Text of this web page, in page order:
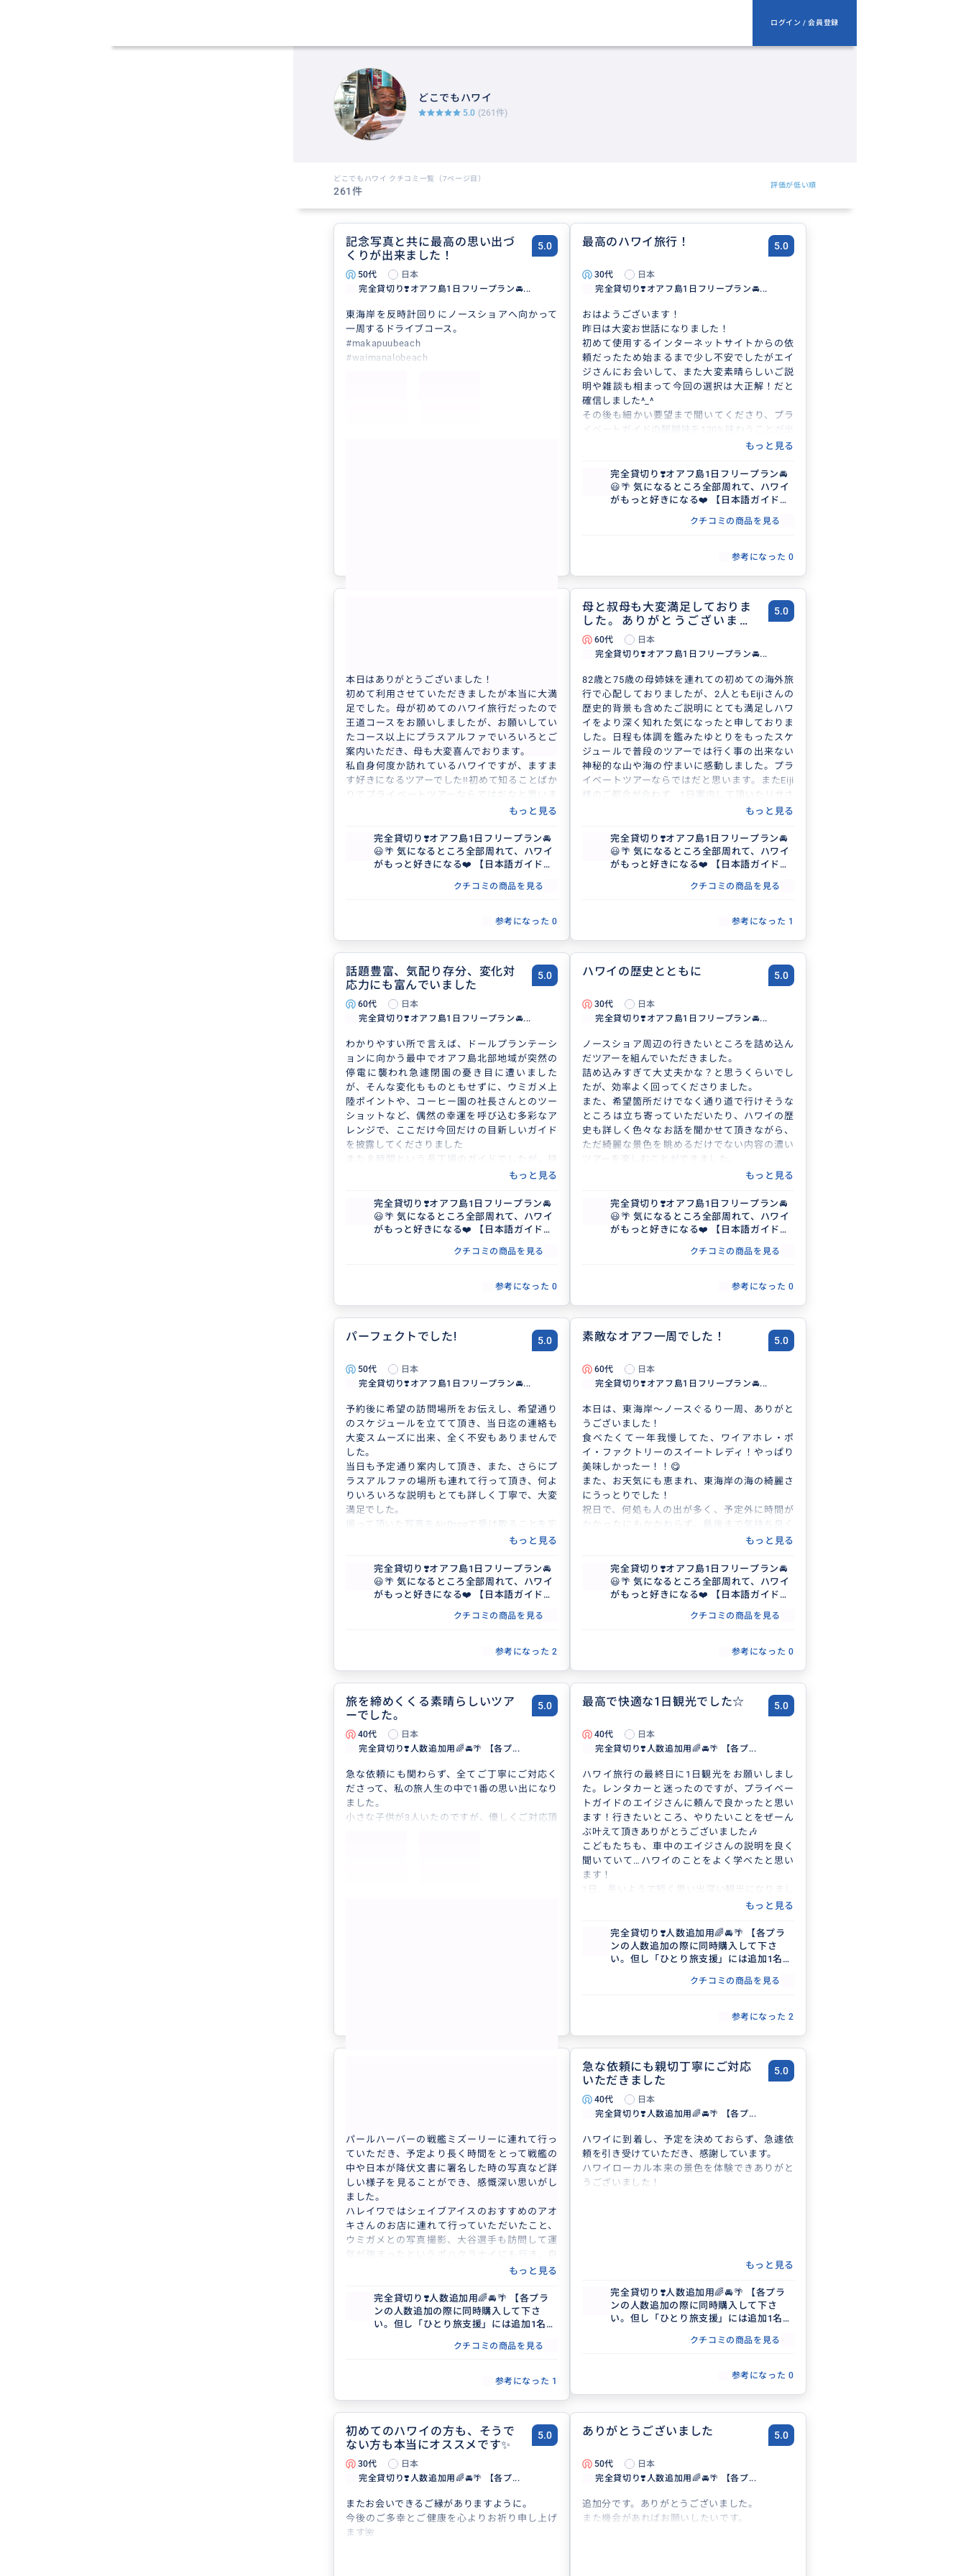
ログイン / 会員登録
どこでもハワイ
5.0 (261件)
どこでもハワイ クチコミ一覧（7ページ目）
261件
評価が低い順
記念写真と共に最高の思い出づ
くりが出来ました！
5.0
50代
日本
完全貸切り❣️オアフ島1日フリープラン🚘...
東海岸を反時計回りにノースショアへ向かって
一周するドライブコース。
#makapuubeach
#waimanalobeach
最高のハワイ旅行！ 5.0
30代
日本
完全貸切り❣️オアフ島1日フリープラン🚘...
おはようございます！
昨日は大変お世話になりました！
初めて使用するインターネットサイトからの依
頼だったため始まるまで少し不安でしたがエイ
ジさんにお会いして、また大変素晴らしいご説
明や雑談も相まって今回の選択は大正解！だと
確信しました^_^
その後も細かい要望まで聞いてくださり、プラ
イベートガイドの醍醐味を120%味わうことが出
来ました！パールハーバーの立体地図で色々ご
ワイのあらゆる魅力を教えていただき、また是
非来たいとなっております！
またその際はガイドをおねがいするかもしれま
せんが、是非またよろしくお願いいたします！
もっと見る
完全貸切り❣️オアフ島1日フリープラン🚘
😃🌴 気になるところ全部周れて、ハワイ
がもっと好きになる❤️ 【日本語ガイド／
クチコミの商品を見る
参考になった 0
本日はありがとうございました！
初めて利用させていただきましたが本当に大満
足でした。母が初めてのハワイ旅行だったので
王道コースをお願いしましたが、お願いしてい
たコース以上にプラスアルファでいろいろとご
案内いただき、母も大変喜んでおります。
私自身何度か訪れているハワイですが、ますま
す好きになるツアーでした‼️初めて知ることばか
りでプライベートツアーならではだなと思いま
した。もし迷われている方がいらっしゃれば、
運転も上手で、写真スポットでたくさん撮影し
てくださって、車内も清潔で、本当にわがまま
を最後まで叶えてくださったツアーでした。
またぜひ！お願いします。
もっと見る
完全貸切り❣️オアフ島1日フリープラン🚘
😃🌴 気になるところ全部周れて、ハワイ
がもっと好きになる❤️ 【日本語ガイド／
クチコミの商品を見る
参考になった 0
母と叔母も大変満足しておりま
した。ありがとうございまし
た。
5.0
60代
日本
完全貸切り❣️オアフ島1日フリープラン🚘...
82歳と75歳の母姉妹を連れての初めての海外旅
行で心配しておりましたが、2人ともEijiさんの
歴史的背景も含めたご説明にとても満足しハワ
イをより深く知れた気になったと申しておりま
した。日程も体調を鑑みたゆとりをもったスケ
ジュールで普段のツアーでは行く事の出来ない
神秘的な山や海の佇まいに感動しました。プラ
イベートツアーならではだと思います。またEiji
様のご都合が合わず、1日案内して頂いたリサさ
まのお気遣も素晴らしく年寄りの気まぐれにも
もに素敵な写真を頂きました。写真など、この
年齢なると家族以外に撮って頂く機会も貴重な
ものです。
お二方とも本日にありがとうございました。
もっと見る
完全貸切り❣️オアフ島1日フリープラン🚘
😃🌴 気になるところ全部周れて、ハワイ
がもっと好きになる❤️ 【日本語ガイド／
クチコミの商品を見る
参考になった 1
話題豊富、気配り存分、変化対
応力にも富んでいました
5.0
60代
日本
完全貸切り❣️オアフ島1日フリープラン🚘...
わかりやすい所で言えば、ドールプランテーシ
ョンに向かう最中でオアフ島北部地域が突然の
停電に襲われ急遽閉園の憂き目に遭いました
が、そんな変化もものともせずに、ウミガメ上
陸ポイントや、コーヒー園の社長さんとのツー
ショットなど、偶然の幸運を呼び込む多彩なア
レンジで、ここだけ今回だけの目新しいガイド
を披露してくださりました
また８時間という長丁場のガイドでしたが、持
ち前の豊富な話題はとめどなく流れ、その場そ
軽快であっという間の一日でした
食事のニーズや買い物アレンジなど、私たちの
希望に準じたガイドに仕立ててくださりとても
もっと見る
完全貸切り❣️オアフ島1日フリープラン🚘
😃🌴 気になるところ全部周れて、ハワイ
がもっと好きになる❤️ 【日本語ガイド／
クチコミの商品を見る
参考になった 0
ハワイの歴史とともに 5.0
30代
日本
完全貸切り❣️オアフ島1日フリープラン🚘...
ノースショア周辺の行きたいところを詰め込ん
だツアーを組んでいただきました。
詰め込みすぎて大丈夫かな？と思うくらいでし
たが、効率よく回ってくださりました。
また、希望箇所だけでなく通り道で行けそうな
ところは立ち寄っていただいたり、ハワイの歴
史も詳しく色々なお話を聞かせて頂きながら、
ただ綺麗な景色を眺めるだけでない内容の濃い
ツアーを楽しむことができました。
子供もなつき、また一緒に周りたいとニコニコ
とても楽しい時間をありがとうございます。
もっと見る
完全貸切り❣️オアフ島1日フリープラン🚘
😃🌴 気になるところ全部周れて、ハワイ
がもっと好きになる❤️ 【日本語ガイド／
クチコミの商品を見る
参考になった 0
パーフェクトでした! 5.0
50代
日本
完全貸切り❣️オアフ島1日フリープラン🚘...
予約後に希望の訪問場所をお伝えし、希望通り
のスケジュールを立てて頂き、当日迄の連絡も
大変スムーズに出来、全く不安もありませんで
した。
当日も予定通り案内して頂き、また、さらにプ
ラスアルファの場所も連れて行って頂き、何よ
りいろいろな説明もとても詳しく丁寧で、大変
満足でした。
撮って頂いた写真をAirDropで受け取ることを忘
れてしまいましたが、すぐにデータを送って頂
す。ありがとうございました。
もっと見る
完全貸切り❣️オアフ島1日フリープラン🚘
😃🌴 気になるところ全部周れて、ハワイ
がもっと好きになる❤️ 【日本語ガイド／
クチコミの商品を見る
参考になった 2
素敵なオアフ一周でした！ 5.0
60代
日本
完全貸切り❣️オアフ島1日フリープラン🚘...
本日は、東海岸〜ノースぐるり一周、ありがと
うございました！
食べたくて一年我慢してた、ワイアホレ・ポ
イ・ファクトリーのスイートレディ！やっぱり
美味しかったー！！😋
また、お天気にも恵まれ、東海岸の海の綺麗さ
にうっとりでした！
祝日で、何処も人の出が多く、予定外に時間が
かかったにもかかわらず、最後まで気持ち良く
是非、次回もお願いしたいと思います😊
もっと見る
完全貸切り❣️オアフ島1日フリープラン🚘
😃🌴 気になるところ全部周れて、ハワイ
がもっと好きになる❤️ 【日本語ガイド／
クチコミの商品を見る
参考になった 0
旅を締めくくる素晴らしいツア
ーでした。
5.0
40代
日本
完全貸切り❣️人数追加用🌈🚘🌴 【各プ...
急な依頼にも関わらず、全てご丁寧にご対応く
ださって、私の旅人生の中で1番の思い出になり
ました。
小さな子供が3人いたのですが、優しくご対応頂
最高で快適な1日観光でした☆ 5.0
40代
日本
完全貸切り❣️人数追加用🌈🚘🌴 【各プ...
ハワイ旅行の最終日に1日観光をお願いしまし
た。レンタカーと迷ったのですが、プライベー
トガイドのエイジさんに頼んで良かったと思い
ます！行きたいところ、やりたいことをぜーん
ぶ叶えて頂きありがとうございました🎶
こどもたちも、車中のエイジさんの説明を良く
聞いていて…ハワイのことをよく学べたと思い
ます！
1日、長いようで短く思い出深い観光になりまし
た！素敵な写真も含め、大変お世話になりまし
こどもたちの旅の中で一番印象に残っているこ
とは…1日観光だそうです！！ きれいな海や景
色と美味しいご飯と🐢に会えたこと…忘れませ
もっと見る
完全貸切り❣️人数追加用🌈🚘🌴 【各プラ
ンの人数追加の際に同時購入して下さ
い。但し「ひとり旅支援」には追加1名様
クチコミの商品を見る
参考になった 2
パールハーバーの戦艦ミズーリーに連れて行っ
ていただき、予定より長く時間をとって戦艦の
中や日本が降伏文書に署名した時の写真など詳
しい様子を見ることができ、感慨深い思いがし
ました。
ハレイワではシェイブアイスのおすすめのアオ
キさんのお店に連れて行っていただいたこと、
ウミガメとの写真撮影、大谷選手も訪問して運
気が強まったというポハクラナイにも行き、自
分にも運気が強まるよう祈ってきました。
できました。
エイジさん、ありがとうございました。
もっと見る
完全貸切り❣️人数追加用🌈🚘🌴 【各プラ
ンの人数追加の際に同時購入して下さ
い。但し「ひとり旅支援」には追加1名様
クチコミの商品を見る
参考になった 1
急な依頼にも親切丁寧にご対応
いただきました
5.0
40代
日本
完全貸切り❣️人数追加用🌈🚘🌴 【各プ...
ハワイに到着し、予定を決めておらず、急遽依
頼を引き受けていただき、感謝しています。
ハワイローカル本来の景色を体験できありがと
うございました！
もっと見る
完全貸切り❣️人数追加用🌈🚘🌴 【各プラ
ンの人数追加の際に同時購入して下さ
い。但し「ひとり旅支援」には追加1名様
クチコミの商品を見る
参考になった 0
初めてのハワイの方も、そうで
ない方も本当にオススメです✨
5.0
30代
日本
完全貸切り❣️人数追加用🌈🚘🌴 【各プ...
またお会いできるご縁がありますように。
今後のご多幸とご健康を心よりお祈り申し上げ
ます🌺
ありがとうございました 5.0
50代
日本
完全貸切り❣️人数追加用🌈🚘🌴 【各プ...
追加分です。ありがとうございました。
また機会があればお願いしたいです。